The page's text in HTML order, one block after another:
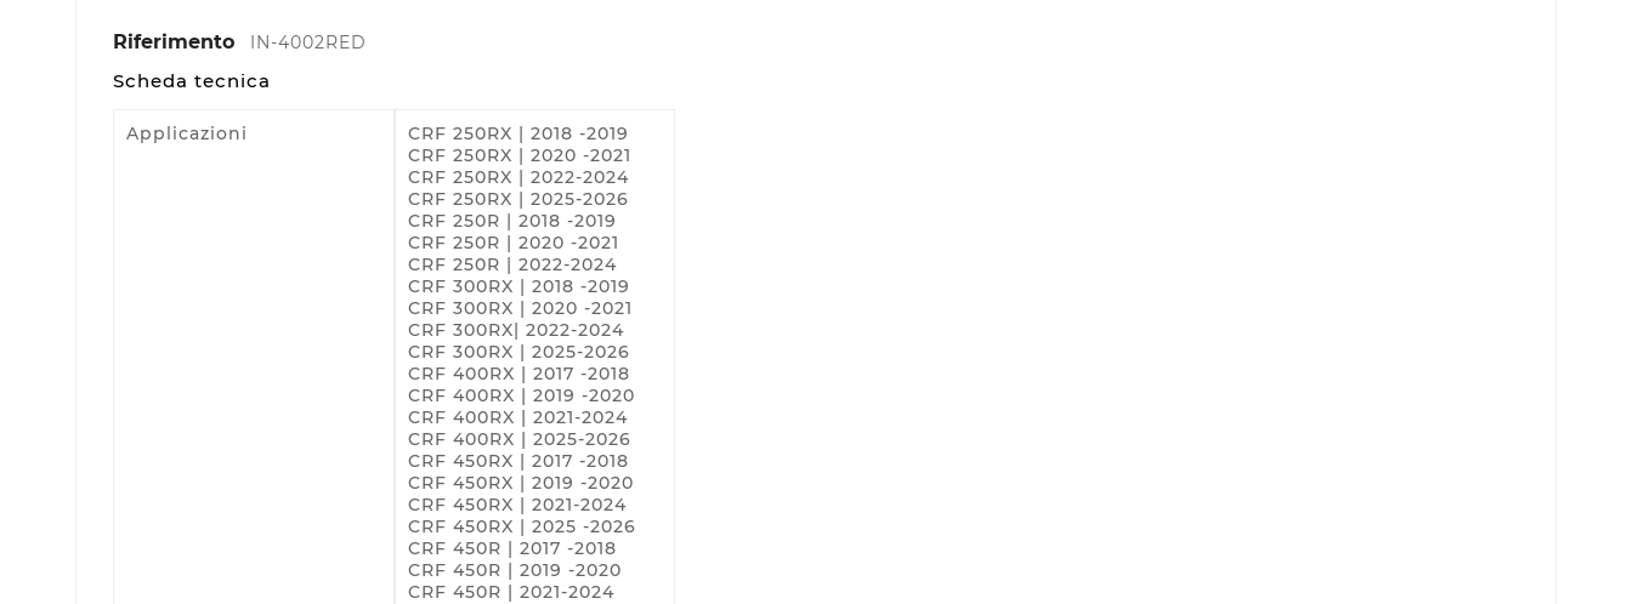
Aggiungi alla lista dei desideri
Crea lista dei desideri
Nome lista dei desideri
Accedi
Devi avere effettuato l'accesso per salvare dei prodotti nella tua lista
dei desideri.
Riferimento IN-4002RED
Scheda tecnica
Applicazioni
CRF 250RX | 2018 -2019
CRF 250RX | 2020 -2021
CRF 250RX | 2022-2024
CRF 250RX | 2025-2026
CRF 250R | 2018 -2019
CRF 250R | 2020 -2021
CRF 250R | 2022-2024
CRF 300RX | 2018 -2019
CRF 300RX | 2020 -2021
CRF 300RX| 2022-2024
CRF 300RX | 2025-2026
CRF 400RX | 2017 -2018
CRF 400RX | 2019 -2020
CRF 400RX | 2021-2024
CRF 400RX | 2025-2026
CRF 450RX | 2017 -2018
CRF 450RX | 2019 -2020
CRF 450RX | 2021-2024
CRF 450RX | 2025 -2026
CRF 450R | 2017 -2018
CRF 450R | 2019 -2020
CRF 450R | 2021-2024